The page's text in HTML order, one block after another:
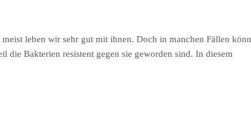
leben wir sehr gut mit ihnen. Doch in manchen Fällen
Bakterien resistent gegen sie geworden sind. In diesem